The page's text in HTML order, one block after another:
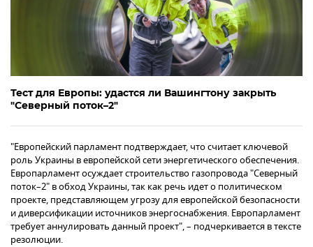
Тест для Европы: удастся ли Вашингтону закрыть
"Северный поток–2"
"Европейский парламент подтверждает, что считает ключевой
роль Украины в европейской сети энергетического обеспечения.
Европарламент осуждает строительство газопровода "Северный
поток–2" в обход Украины, так как речь идет о политическом
проекте, представляющем угрозу для европейской безопасности
и диверсификации источников энергоснабжения. Европарламент
требует аннулировать данный проект", – подчеркивается в тексте
резолюции.